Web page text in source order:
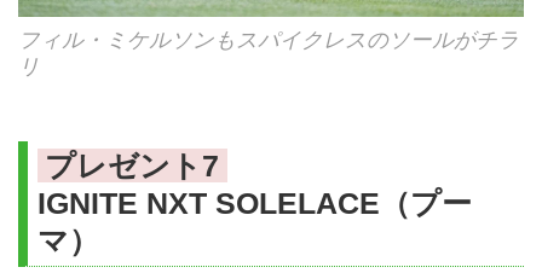
フィル・ミケルソンもスパイクレスのソールがチラ
リ
プレゼント7
IGNITE NXT SOLELACE（プー
マ）